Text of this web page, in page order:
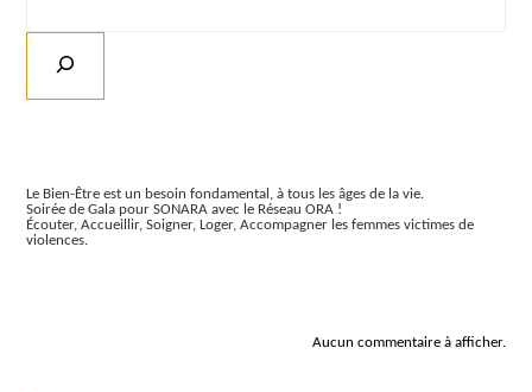
Le Bien-Être est un besoin fondamental, à tous les âges de la vie.
Soirée de Gala pour SONARA avec le Réseau ORA !
Écouter, Accueillir, Soigner, Loger, Accompagner les femmes victimes de
violences.
Aucun commentaire à afficher.